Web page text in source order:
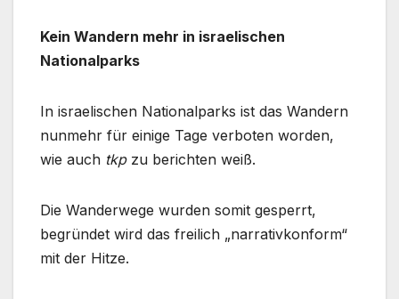
Kein Wandern mehr in israelischen
Nationalparks
In israelischen Nationalparks ist das Wandern
nunmehr für einige Tage verboten worden,
wie auch tkpzu berichten weiß.
Die Wanderwege wurden somit gesperrt,
begründet wird das freilich „narrativkonform“
mit der Hitze.